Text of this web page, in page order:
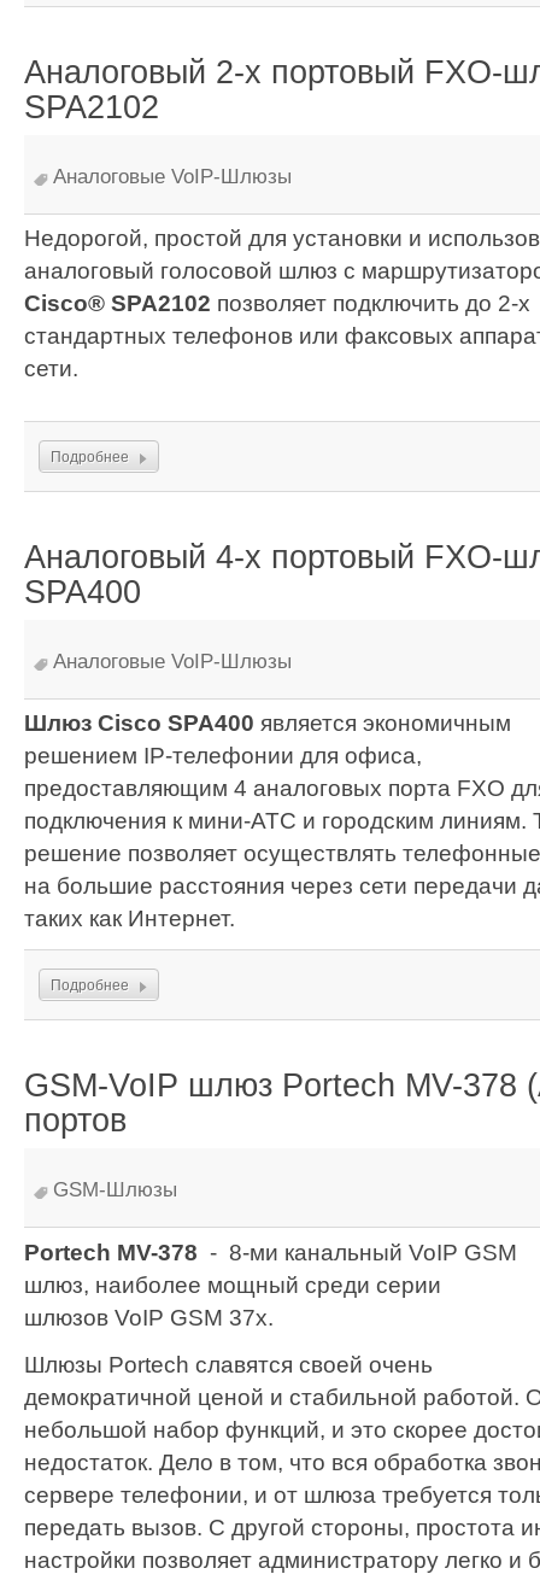
Аналоговый 2-х портовый FXO-
SPA2102
Аналоговые VoIP-Шлюзы
Недорогой, простой для установки и
аналоговый голосовой шлюз с
Cisco® SPA2102 позволяет подключить до 2-х
стандартных телефонов или факсовых
сети.
Подробнее
Аналоговый 4-х портовый FXO-
SPA400
Аналоговые VoIP-Шлюзы
Шлюз Cisco SPA400 является экономичным
решением IP-телефонии для офиса,
предоставляющим 4 аналоговых порта FXO
подключения к мини-АТС и городским линиям.
решение позволяет осуществлять
на большие расстояния через сети передачи
таких как Интернет.
Подробнее
GSM-VoIP шлюз Portech MV-378
портов
GSM-Шлюзы
Portech MV-378 - 8-ми канальный VoIP GSM
шлюз, наиболее мощный среди серии
шлюзов VoIP GSM 37х.
Шлюзы Portech славятся своей очень
демократичной ценой и стабильной работой.
небольшой набор функций, и это скорее
недостаток. Дело в том, что вся обработка
сервере телефонии, и от шлюза требуется
передать вызов. С другой стороны, простота
настройки позволяет администратору легко